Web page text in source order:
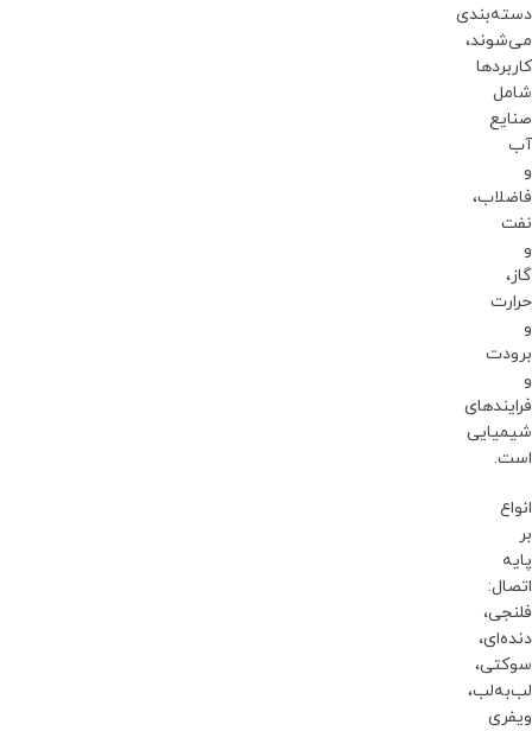
دسته‌بندی
می‌شوند،
کاربردها
شامل
صنایع
آب
و
فاضلاب،
نفت
و
گاز،
حرارت
و
برودت
و
فرایندهای
شیمیایی
است.
انواع
بر
پایه
اتصال:
فلنجی،
دنده‌ای،
سوکتی،
لب‌به‌لب،
ویفری